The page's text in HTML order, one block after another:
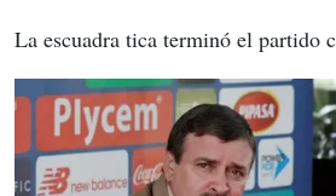
La escuadra tica terminó el partido